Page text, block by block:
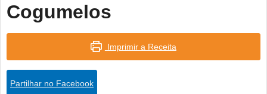
Cogumelos
Imprimir a Receita
Partilhar no Facebook